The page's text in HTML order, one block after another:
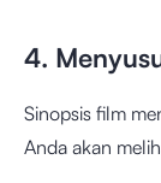
4.
Sinopsis film
Anda akan